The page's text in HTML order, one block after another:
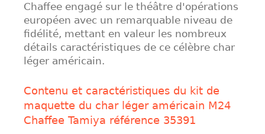
Chaffee engagé sur le théâtre d'opérations
européen avec un remarquable niveau de
fidélité, mettant en valeur les nombreux
détails caractéristiques de ce célèbre char
léger américain.
Contenu et caractéristiques du kit de
maquette du char léger américain M24
Chaffee Tamiya référence 35391